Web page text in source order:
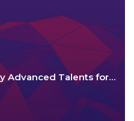
Advanced Talents for…